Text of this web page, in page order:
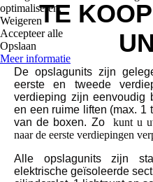
TE
De opslagunits zijn
eerste en tweede
verdieping zijn eenvoudig
en een ruime liften (max. 1
van de boxen. Zo kunt u
naar de eerste verdiepingen
Alle opslagunits zijn
elektrische geïsoleerde
optimaliseren.
Weigeren
Accepteer alle
Opslaan
Meer informatie